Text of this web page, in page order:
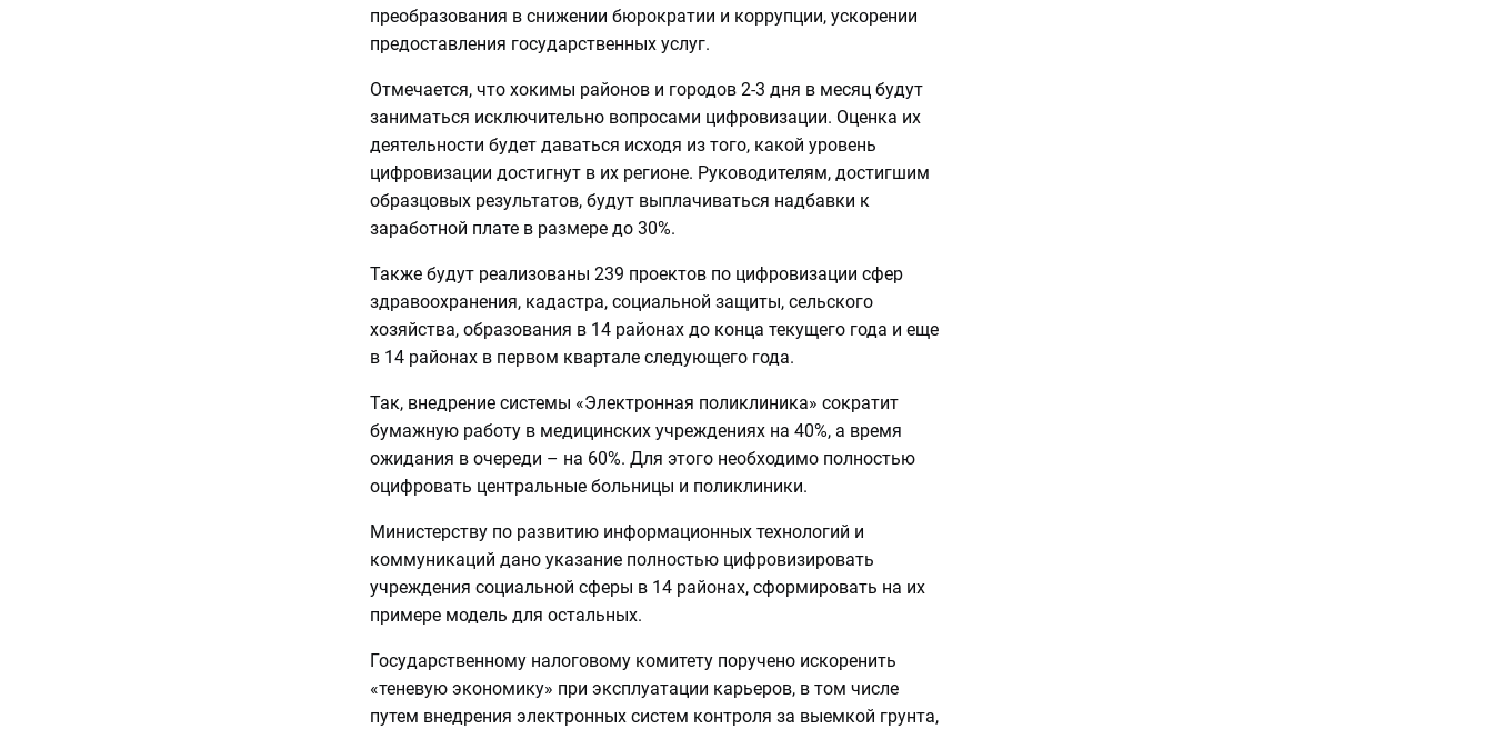
преобразования в снижении бюрократии и коррупции, ускорении
предоставления государственных услуг.
Отмечается, что хокимы районов и городов 2-3 дня в месяц будут
заниматься исключительно вопросами цифровизации. Оценка их
деятельности будет даваться исходя из того, какой уровень
цифровизации достигнут в их регионе. Руководителям, достигшим
образцовых результатов, будут выплачиваться надбавки к
заработной плате в размере до 30%.
Также будут реализованы 239 проектов по цифровизации сфер
здравоохранения, кадастра, социальной защиты, сельского
хозяйства, образования в 14 районах до конца текущего года и еще
в 14 районах в первом квартале следующего года.
Так, внедрение системы «Электронная поликлиника» сократит
бумажную работу в медицинских учреждениях на 40%, а время
ожидания в очереди – на 60%. Для этого необходимо полностью
оцифровать центральные больницы и поликлиники.
Министерству по развитию информационных технологий и
коммуникаций дано указание полностью цифровизировать
учреждения социальной сферы в 14 районах, сформировать на их
примере модель для остальных.
Государственному налоговому комитету поручено искоренить
«теневую экономику» при эксплуатации карьеров, в том числе
путем внедрения электронных систем контроля за выемкой грунта,